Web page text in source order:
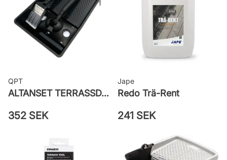
QPT
ALTANSET TERRASSDYNA - STEG 3 I TERRASSBEHANDLING
352 SEK
Jape
Redo Trä-Rent
241 SEK